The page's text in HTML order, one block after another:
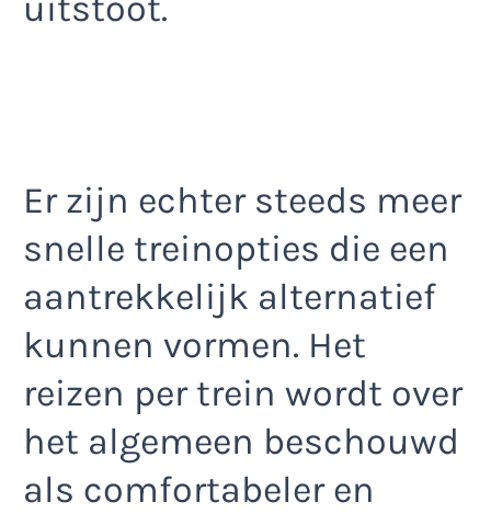
uitstoot.
Er zijn echter steeds meer
snelle treinopties die een
aantrekkelijk alternatief
kunnen vormen. Het
reizen per trein wordt over
het algemeen beschouwd
als comfortabeler en